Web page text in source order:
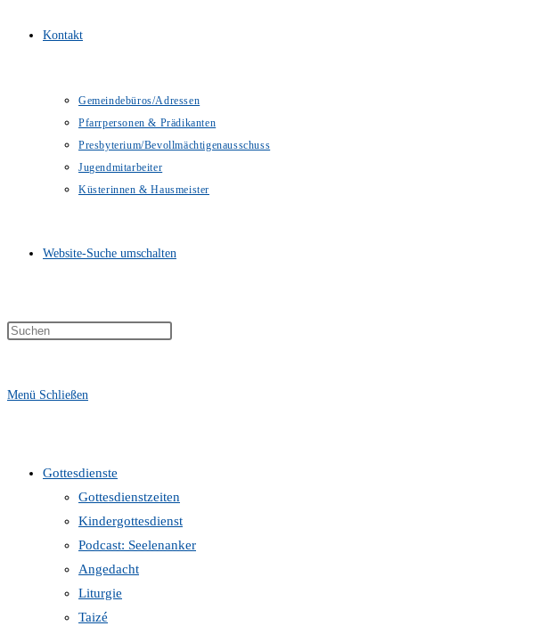
Kontakt
Gemeindebüros/Adressen
Pfarrpersonen & Prädikanten
Presbyterium/Bevollmächtigenausschuss
Jugendmitarbeiter
Küsterinnen & Hausmeister
Website-Suche umschalten
Menü Schließen
Gottesdienste
Gottesdienstzeiten
Kindergottesdienst
Podcast: Seelenanker
Angedacht
Liturgie
Taizé